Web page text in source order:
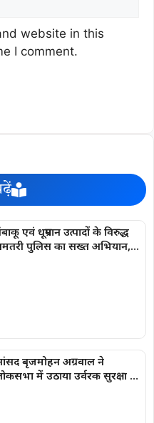
website in this
I comment.
एवं धूम्रपान उत्पादों के विरुद्ध
पुलिस का सख्त अभियान,
बृजमोहन अग्रवाल ने
में उठाया उर्वरक सुरक्षा का